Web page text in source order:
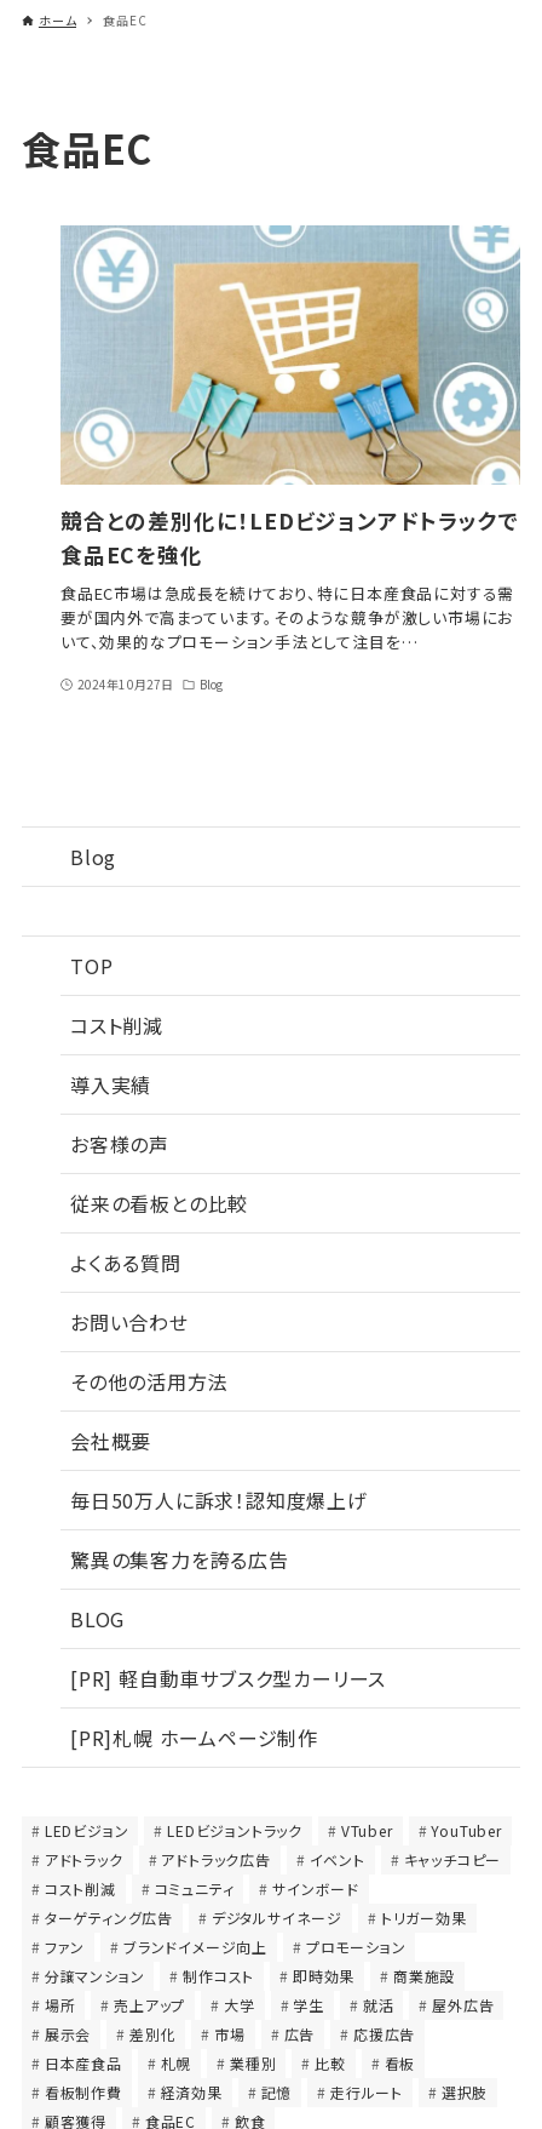
ホーム 食品EC
食品EC
競合との差別化に！LEDビジョンアドトラックで
食品ECを強化
食品EC市場は急成長を続けており、特に日本産食品に対する需
要が国内外で高まっています。そのような競争が激しい市場にお
いて、効果的なプロモーション手法として注目を…
2024年10月27日 Blog
Blog
TOP
コスト削減
導入実績
お客様の声
従来の看板との比較
よくある質問
お問い合わせ
その他の活用方法
会社概要
毎日50万人に訴求！認知度爆上げ
驚異の集客力を誇る広告
BLOG
[PR] 軽自動車サブスク型カーリース
[PR]札幌 ホームページ制作
LEDビジョン LEDビジョントラック VTuber
YouTuber
アドトラック
アドトラック広告 イベント
キャッチコピー
コスト削減
コミュニティ
サインボード
ターゲティング広告
デジタルサイネージ
トリガー効果
ファン
ブランドイメージ向上
プロモーション
分譲マンション
制作コスト 即時効果
商業施設
場所
売上アップ 大学 学生 就活
屋外広告
展示会
差別化 市場 広告
応援広告
日本産食品
札幌 業種別 比較
看板
看板制作費
経済効果 記憶 走行ルート
選択肢
顧客獲得
食品EC 飲食